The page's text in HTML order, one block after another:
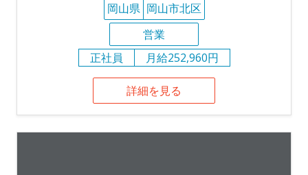
岡山県 岡山市北区
営業
正社員
月給252,960円
詳細を見る